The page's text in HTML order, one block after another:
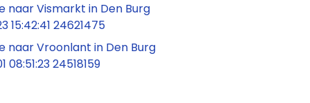
naar Vismarkt in Den Burg
15:42:41 24621475
naar Vroonlant in Den Burg
24518159